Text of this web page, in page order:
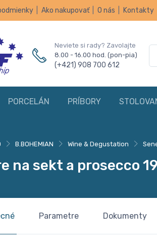
Ako nakupovať O nás Kontakty
Neviete si rady? Zavolajte
8.00 - 16.00 hod. (pon-pia)
(+421) 908 700 612
PORCELÁN PRÍBORY
B.BOHEMIAN Wine & Degustation
na sekt a prosecco
Parametre Dokumenty